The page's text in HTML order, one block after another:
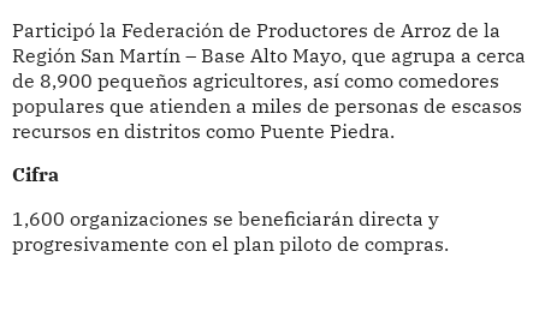
Participó la Federación de Productores de Arroz de la
Región San Martín – Base Alto Mayo, que agrupa a cerca
de 8,900 pequeños agricultores, así como comedores
populares que atienden a miles de personas de escasos
recursos en distritos como Puente Piedra.
Cifra
1,600 organizaciones se beneficiarán directa y
progresivamente con el plan piloto de compras.